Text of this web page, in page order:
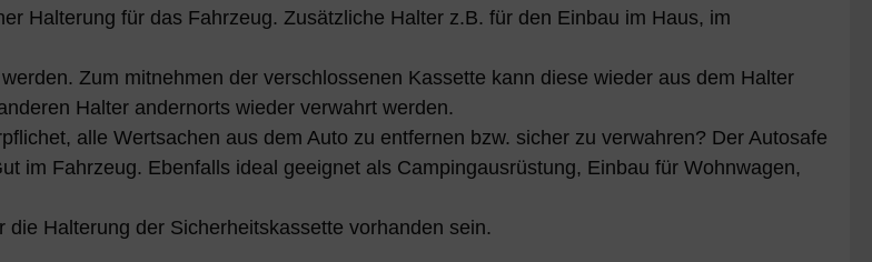
Halterung für das Fahrzeug. Zusätzliche Halter z.B. für den Einbau im Haus, im
Zum mitnehmen der verschlossenen Kassette kann diese wieder aus dem Halter
Halter andernorts wieder verwahrt werden.
alle Wertsachen aus dem Auto zu entfernen bzw. sicher zu verwahren? Der Autosafe
im Fahrzeug. Ebenfalls ideal geeignet als Campingausrüstung, Einbau für Wohnwagen,
Halterung der Sicherheitskassette vorhanden sein.